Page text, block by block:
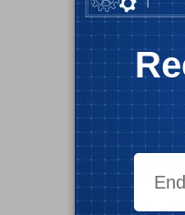
Governo
novo
Através de um
70 mil milhões
Gustavo